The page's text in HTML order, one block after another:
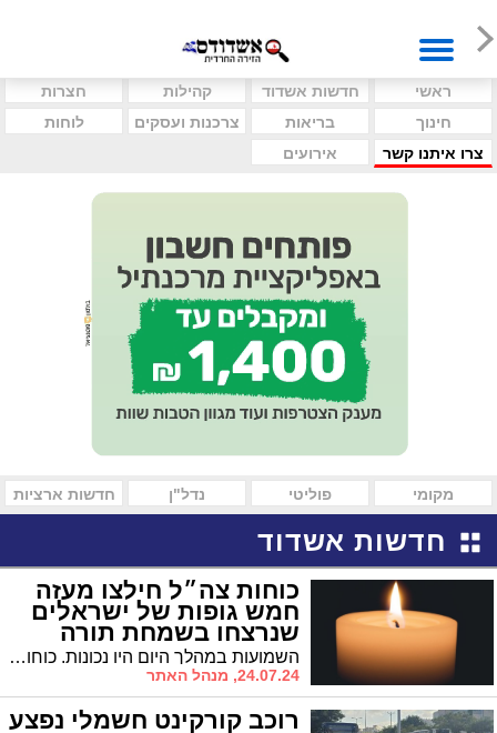
ראשי חדשות אשדוד קהילות
חצרות
חינוך
בריאות צרכנות ועסקים
לוחות
צרו איתנו קשר
אירועים
מקומי פוליטי נדל"ן חדשות ארציות
חדשות אשדוד
כוחות צה״ל חילצו מעזה
חמש גופות של ישראלים
שנרצחו בשמחת תורה
השמועות במהלך היום היו נכונות. כוחות צה״ל חילצו מרצועת עזה גופות חמש ישראלים, שנרצחו וגופותיהם נחטפו בבוקר שמחת תורה. לפי שעה הותרו לפרסום שמותיהם של מיה גורן הי״ד ואורן גולדין הי״ד
24.07.24, מנהל האתר
רוכב קורקינט חשמלי נפצע